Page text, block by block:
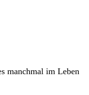
manchmal im Leben